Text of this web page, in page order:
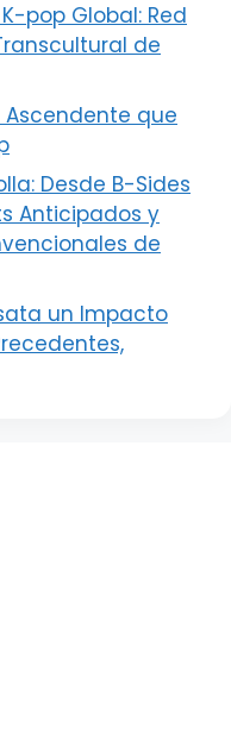
pop Global: Red
de
Ascendente que
Desde B-Sides
Anticipados y
de
un Impacto